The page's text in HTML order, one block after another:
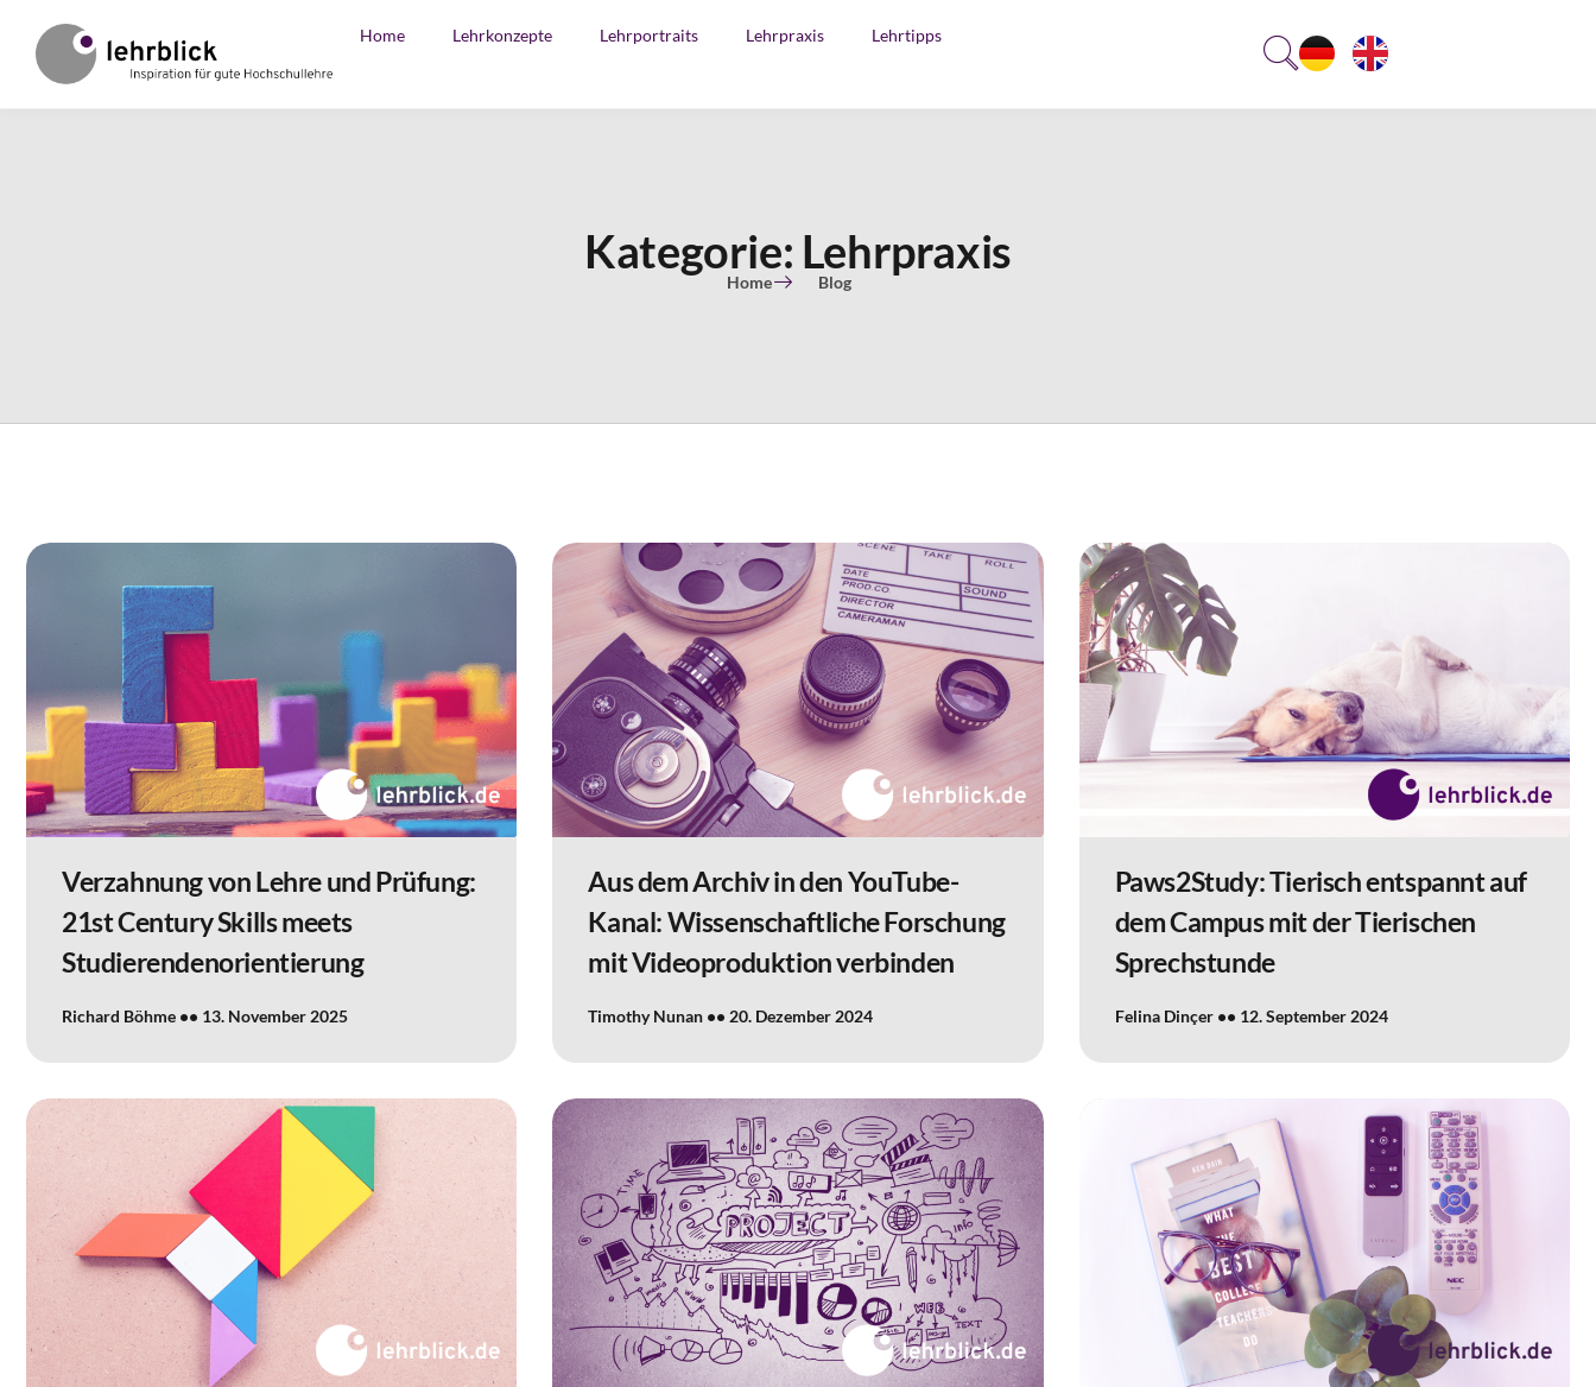
Home Lehrkonzepte Lehrportraits Lehrpraxis Lehrtipps
Kategorie: Lehrpraxis
Home Blog
Verzahnung von Lehre und Prüfung:
21st Century Skills meets
Studierendenorientierung
Richard Böhme 13. November 2025
Aus dem Archiv in den YouTube-
Kanal: Wissenschaftliche Forschung
mit Videoproduktion verbinden
Timothy Nunan 20. Dezember 2024
Paws2Study: Tierisch entspannt auf
dem Campus mit der Tierischen
Sprechstunde
Felina Dinçer 12. September 2024